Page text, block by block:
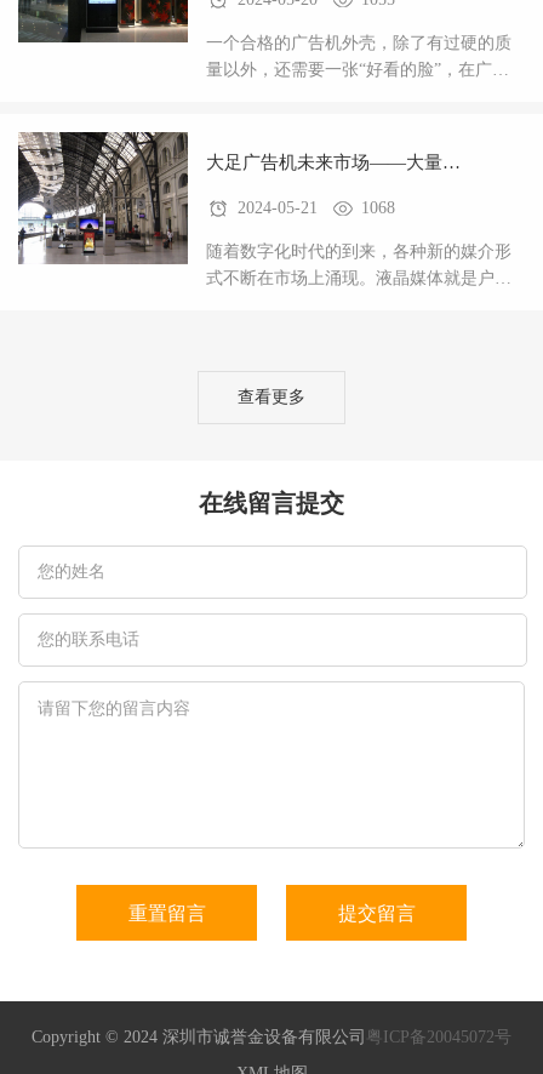
一个合格的广告机外壳，除了有过硬的质
量以外，还需要一张“好看的脸”，在广告
挑剔问题。好的
大足广告机未来市场——大量需
求好的外壳
2024-05-21 1068
随着数字化时代的到来，各种新的媒介形
式不断在市场上涌现。液晶媒体就是户外
查看更多
在线留言提交
Copyright © 2024 深圳市诚誉金设备有限公司 粤ICP备20045072号